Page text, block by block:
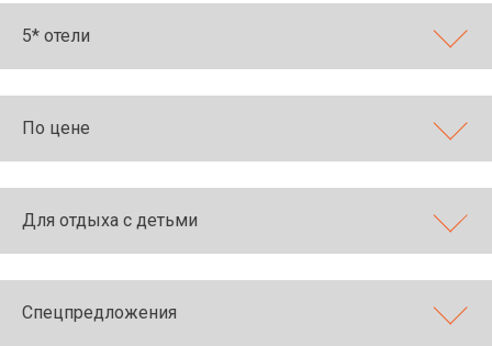
5* отели
По цене
Для отдыха с детьми
Спецпредложения